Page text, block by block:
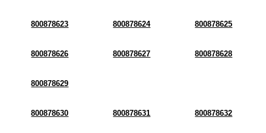
800878623 800878624 800878625
800878626 800878627 800878628
800878629
800878630 800878631 800878632